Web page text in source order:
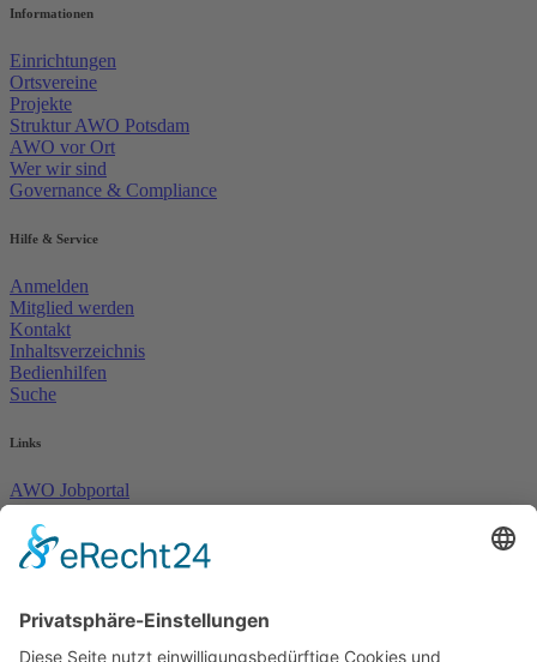
Informationen
Einrichtungen
Ortsvereine
Projekte
Struktur AWO Potsdam
AWO vor Ort
Wer wir sind
Governance & Compliance
Hilfe & Service
Anmelden
Mitglied werden
Kontakt
Inhaltsverzeichnis
Bedienhilfen
Suche
Links
AWO Jobportal
AWO Ehrenamt Portal
AWO Schulgesundheitsfachkräfte
AWO Bundesverband
AWO Junge Plattform